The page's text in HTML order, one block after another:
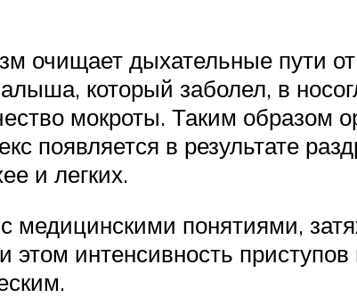
очищает дыхательные пути
который заболел, в
мокроты. Таким образом
появляется в результате
и легких.
медицинскими понятиями,
этом интенсивность